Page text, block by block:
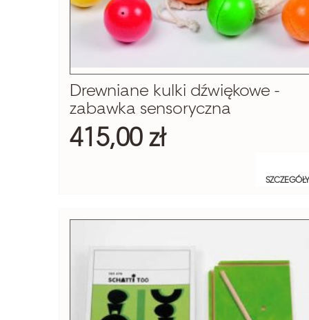
Drewniane kulki dźwiękowe -
zabawka sensoryczna
415,00 zł
SZCZEGÓŁY